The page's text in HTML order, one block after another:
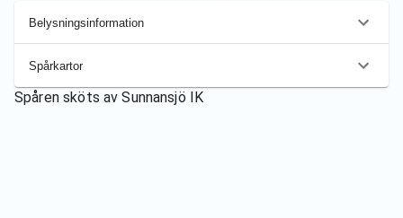
Belysningsinformation
Spårkartor
Spåren sköts av Sunnansjö IK